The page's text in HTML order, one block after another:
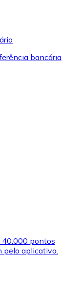
comprar
marcas favoritas
bancária
40.000 pontos
pelo aplicativo.